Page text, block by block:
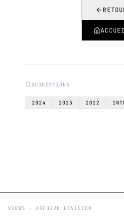
SUGGESTIONS
2024 2023 2022
VIEWS - ARCHIVE DIVISION